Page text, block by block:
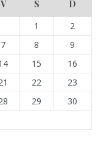
V S
D
1
2
7 8
9
15
16
22
23
29
30